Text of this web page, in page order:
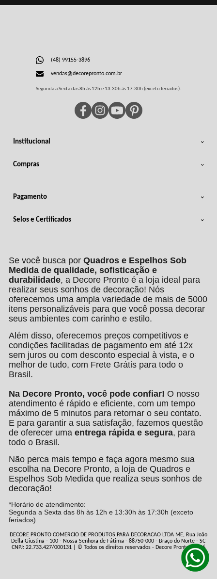
Institucional
Compras
(48) 99155-3896
vendas@decorepronto.com.br
Segunda a Sexta das 8h às 12h e 13:30h às 17:30h (exceto feriados).
Pagamento
Selos e Certificados
Se você busca por Quadros e Espelhos Sob
Medida de qualidade, sofisticação e
durabilidade, a Decore Pronto é a loja ideal para
realizar seus sonhos de decoração! Nós
oferecemos uma ampla variedade de mais de 5000
itens personalizáveis para que você possa decorar
seus ambientes com carinho e estilo.
Além disso, oferecemos preços competitivos e
condições facilitadas de pagamento em até 12x
sem juros ou com desconto especial à vista, e o
melhor de tudo, com Frete Grátis para todo o
Brasil.
Na Decore Pronto, você pode confiar! O nosso
atendimento é rápido e eficiente, com um tempo
máximo de 5 minutos para retornar o seu contato.
E para garantir a sua satisfação, fazemos questão
de oferecer uma entrega rápida e segura, para
todo o Brasil.
Não perca mais tempo e faça agora mesmo sua
escolha na Decore Pronto, a loja de Quadros e
Espelhos Sob Medida que realiza seus sonhos de
decoração!
*Horário de atendimento:
Segunda a Sexta das 8h às 12h e 13:30h às 17:30h (exceto
feriados).
DECORE PRONTO COMERCIO DE PRODUTOS PARA DECORACAO LTDA ME, Rua João
Della Giustina - 100 - Nossa Senhora de Fátima - 88750-000 - Braço do Norte - SC
CNPJ: 22.733.427/000131 | © Todos os direitos reservados - Decore Pronto - 2026